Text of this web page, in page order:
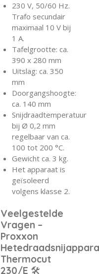
230 V, 50/60 Hz.
Trafo secundair
maximaal 10 V bij
1 A.
Tafelgrootte: ca.
390 x 280 mm
Uitslag: ca. 350
mm
Doorgangshoogte:
ca. 140 mm
Snijdraadtemperatuur
bij Ø 0,2 mm
regelbaar van ca.
100 tot 200 °C.
Gewicht ca. 3 kg.
Het apparaat is
geïsoleerd
volgens klasse 2.
Veelgestelde
Vragen –
Proxxon
Thermocut
230/E 🛠️